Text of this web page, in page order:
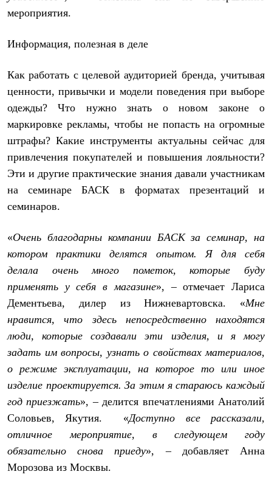
Обувь
Женская обувь
Ботинки
Мужская обувь
Кроссовки
Гамаши и бахилы
Гамаши
Тапочки и чуни
Тапочки
Чуни
Уход за обувью
Аксессуары
Головные уборы
Балаклавы и маски
Повязки
Панамы
Перчатки и рукавицы
Рукавицы
Носки
Полезные аксессуары
Брелки
Ремни
Шевроны
Термоковрики
Уход за одеждой
В Арктику
Коллекции
PEAK
ЗА ПОЛЯРНЫМ КРУГОМ
BASK kids
CITY
мероприятия.
Информация, полезная в деле
Как работать с целевой аудиторией бренда, учитывая
ценности, привычки и модели поведения при выборе
одежды? Что нужно знать о новом законе о
маркировке рекламы, чтобы не попасть на огромные
штрафы? Какие инструменты актуальны сейчас для
привлечения покупателей и повышения лояльности?
Эти и другие практические знания давали участникам
на семинаре БАСК в форматах презентаций и
семинаров.
«Очень благодарны компании БАСК за семинар, на
котором практики делятся опытом. Я для себя
делала очень много пометок, которые буду
применять у себя в магазине», – отмечает Лариса
Дементьева, дилер из Нижневартовска. «Мне
нравится, что здесь непосредственно находятся
люди, которые создавали эти изделия, и я могу
задать им вопросы, узнать о свойствах материалов,
о режиме эксплуатации, на которое то или иное
изделие проектируется. За этим я стараюсь каждый
год приезжать», – делится впечатлениями Анатолий
Соловьев, Якутия. «Доступно все рассказали,
отличное мероприятие, в следующем году
обязательно снова приеду», – добавляет Анна
Морозова из Москвы.